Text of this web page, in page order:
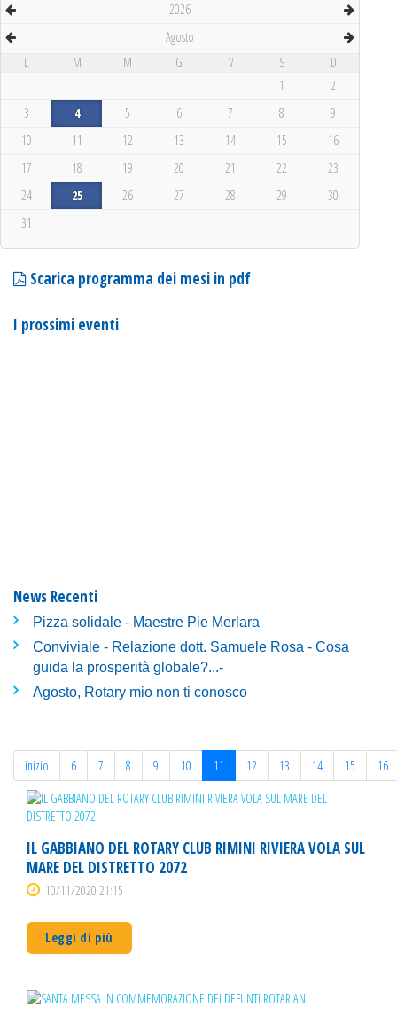
2026
Agosto
L
M M G V S
D
1
2
3
4 5 6 7 8
9
10
11 12 13 14 15
16
17
18 19 20 21 22
23
24
25 26 27 28 29
30
31
Scarica programma dei mesi in pdf
I prossimi eventi
News Recenti
Pizza solidale - Maestre Pie Merlara
Conviviale - Relazione dott. Samuele Rosa - Cosa
guida la prosperità globale?...-
Agosto, Rotary mio non ti conosco
inizio 6 7 8 9 10 11 12 13 14 15 16
IL GABBIANO DEL ROTARY CLUB RIMINI RIVIERA VOLA SUL
MARE DEL DISTRETTO 2072
10/11/2020 21:15
Leggi di più